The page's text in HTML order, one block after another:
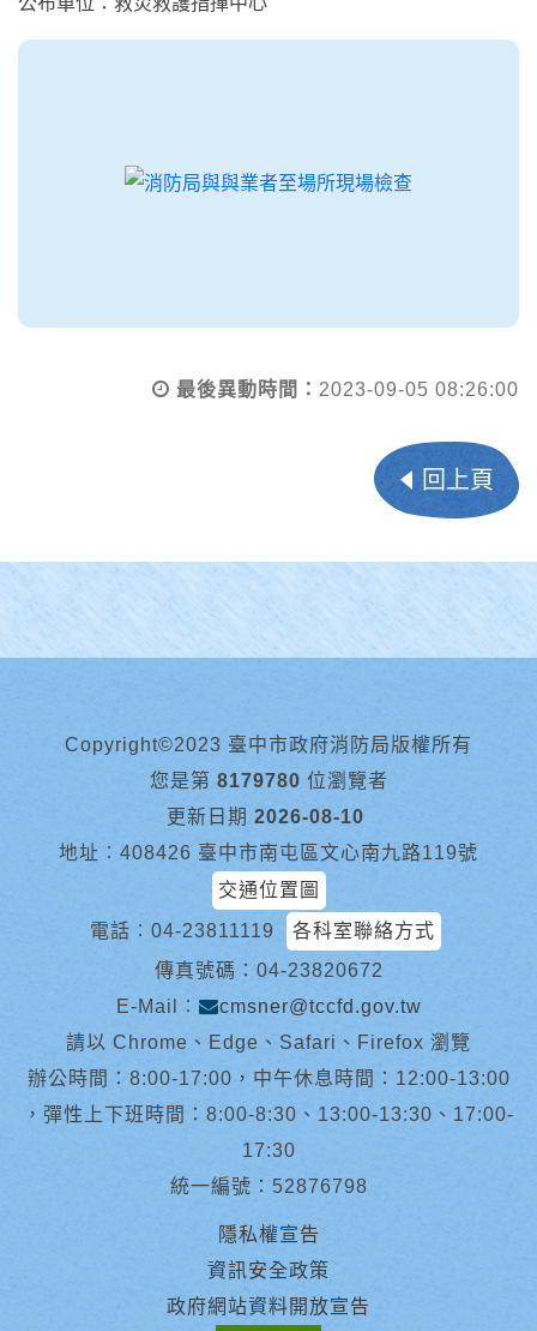
最後異動時間： 2023-09-05 08:26:00
回上頁
Copyright©2023 臺中市政府消防局版權所有
您是第 8179780 位瀏覽者
更新日期 2026-08-10
地址︰408426 臺中市南屯區文心南九路119號
交通位置圖
電話︰ 04-23811119
各科室聯絡方式
傳真號碼：04-23820672
E-Mail︰
cmsner@tccfd.gov.tw
請以 Chrome、Edge、Safari、Firefox 瀏覽
辦公時間：8:00-17:00，中午休息時間：12:00-13:00
，彈性上下班時間：8:00-8:30、13:00-13:30、17:00-
17:30
統一編號：52876798
隱私權宣告
資訊安全政策
政府網站資料開放宣告